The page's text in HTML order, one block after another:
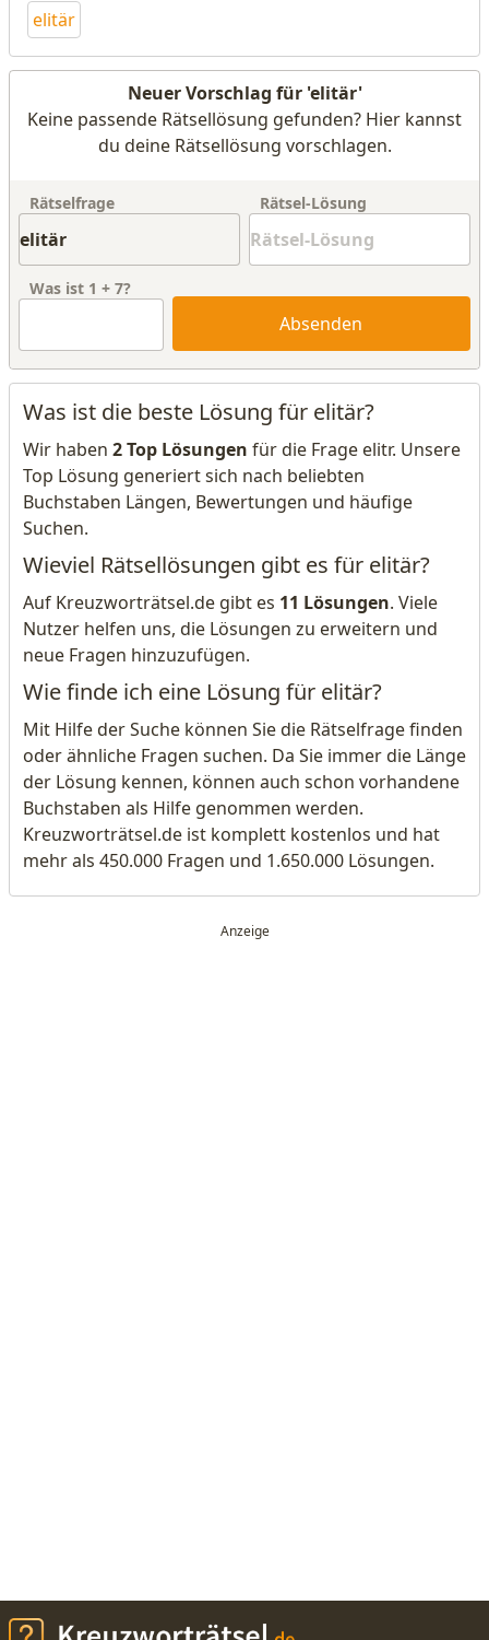
elitär
Neuer Vorschlag für 'elitär'
Keine passende Rätsellösung gefunden? Hier kannst
du deine Rätsellösung vorschlagen.
Rätselfrage Rätsel-Lösung
Was ist 1 + 7?
Absenden
Was ist die beste Lösung für elitär?
Wir haben 2 Top Lösungen für die Frage elitr. Unsere
Top Lösung generiert sich nach beliebten
Buchstaben Längen, Bewertungen und häufige
Suchen.
Wieviel Rätsellösungen gibt es für elitär?
Auf Kreuzworträtsel.de gibt es 11 Lösungen. Viele
Nutzer helfen uns, die Lösungen zu erweitern und
neue Fragen hinzuzufügen.
Wie finde ich eine Lösung für elitär?
Mit Hilfe der Suche können Sie die Rätselfrage finden
oder ähnliche Fragen suchen. Da Sie immer die Länge
der Lösung kennen, können auch schon vorhandene
Buchstaben als Hilfe genommen werden.
Kreuzworträtsel.de ist komplett kostenlos und hat
mehr als 450.000 Fragen und 1.650.000 Lösungen.